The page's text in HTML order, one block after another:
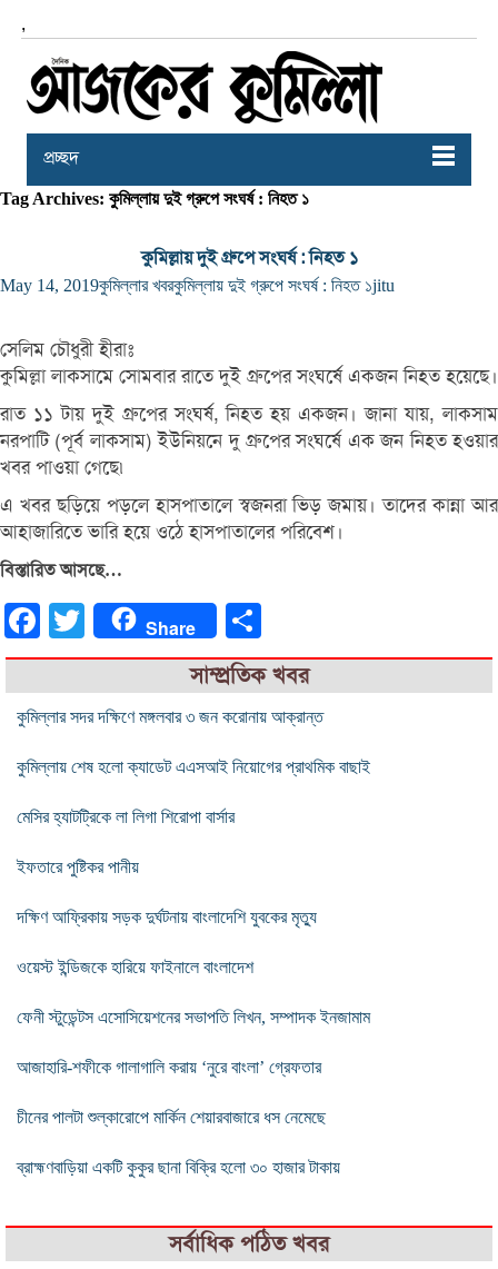
,
প্রচ্ছদ
Tag Archives: কুমিল্লায় দুই গ্রুপে সংঘর্ষ : নিহত ১
কুমিল্লায় দুই গ্রুপে সংঘর্ষ : নিহত ১
May 14, 2019কুমিল্লার খবরকুমিল্লায় দুই গ্রুপে সংঘর্ষ : নিহত ১jitu
সেলিম চৌধুরী হীরাঃ
কুমিল্লা লাকসামে সোমবার রাতে দুই গ্রুপের সংঘর্ষে একজন নিহত হয়েছে।
রাত ১১ টায় দুই গ্রুপের সংঘর্ষ, নিহত হয় একজন। জানা যায়, লাকসাম
নরপাটি (পূর্ব লাকসাম) ইউনিয়নে দু গ্রুপের সংঘর্ষে এক জন নিহত হওয়ার
খবর পাওয়া গেছে৷
এ খবর ছড়িয়ে পড়লে হাসপাতালে স্বজনরা ভিড় জমায়। তাদের কান্না আর
আহাজারিতে ভারি হয়ে ওঠে হাসপাতালের পরিবেশ।
বিস্তারিত আসছে…
FacebookTwitter Share
সাম্প্রতিক খবর
কুমিল্লার সদর দক্ষিণে মঙ্গলবার ৩ জন করোনায় আক্রান্ত
কুমিল্লায় শেষ হলো ক্যাডেট এএসআই নিয়োগের প্রাথমিক বাছাই
মেসির হ্যাটট্রিকে লা লিগা শিরোপা বার্সার
ইফতারে পুষ্টিকর পানীয়
দক্ষিণ আফ্রিকায় সড়ক দুর্ঘটনায় বাংলাদেশি যুবকের মৃত্যু
ওয়েস্ট ইন্ডিজকে হারিয়ে ফাইনালে বাংলাদেশ
ফেনী স্টুডেন্টস এসোসিয়েশনের সভাপতি লিখন, সম্পাদক ইনজামাম
আজাহারি-শফীকে গালাগালি করায় ‘নুরে বাংলা’ গ্রেফতার
চীনের পালটা শুল্কারোপে মার্কিন শেয়ারবাজারে ধস নেমেছে
ব্রাহ্মণবাড়িয়া একটি কুকুর ছানা বিক্রি হলাে ৩০ হাজার টাকায়
সর্বাধিক পঠিত খবর